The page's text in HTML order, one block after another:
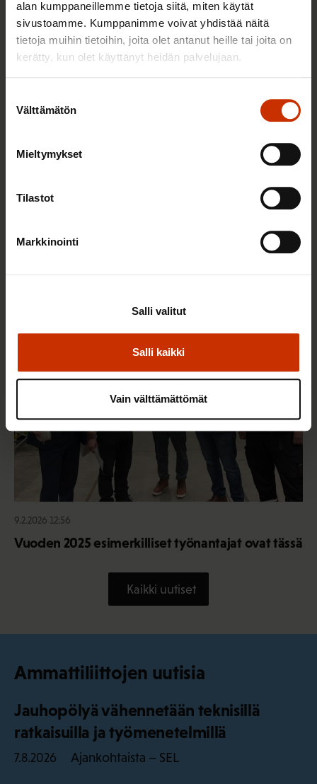
alan kumppaneillemme tietoja siitä, miten käytät
sivustoamme. Kumppanimme voivat yhdistää näitä
tietoja muihin tietoihin, joita olet antanut heille tai joita on
kerätty, kun olet käyttänyt heidän palvelujaan.
valinta
Välttämätön
Mieltymykset
Tilastot
Markkinointi
Salli kaikki
Salli valitut
Vain välttämättömät
TERVE JA HYVÄ TYÖELÄMÄ
Työaikaisella ruokailulla on väliä – lue vinkit
jaksamista tukevaan terveelliseen syömiseen
TERVE JA HYVÄ TYÖELÄMÄ
9.2.2026 12:56
Vuoden 2025 esimerkilliset työnantajat ovat tässä
Kaikki uutiset
Ammattiliittojen uutisia
Jauhopölyä vähennetään teknisillä
ratkaisuilla ja työmenetelmillä
7.8.2026 Ajankohtaista – SEL